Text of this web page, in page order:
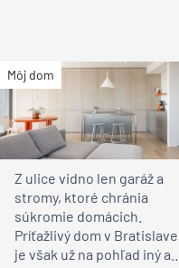
Môj dom
Z ulice vidno len garáž a
stromy, ktoré chránia
súkromie domácich.
Príťažlivý dom v Bratislave
je však už na pohľad iný ako